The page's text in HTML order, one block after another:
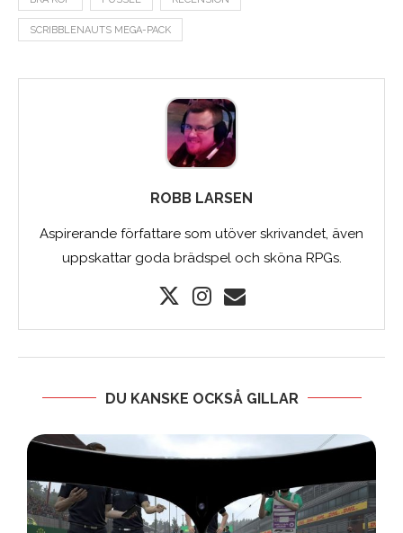
SCRIBBLENAUTS MEGA-PACK
ROBB LARSEN
Aspirerande författare som utöver skrivandet, även
uppskattar goda brädspel och sköna RPGs.
DU KANSKE OCKSÅ GILLAR